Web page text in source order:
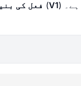
فعل کی (V1